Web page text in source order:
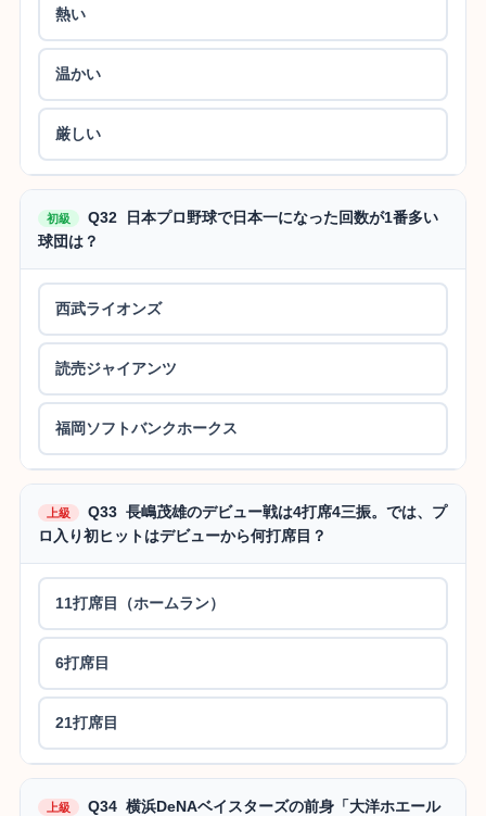
熱い
温かい
厳しい
初級
Q32 日本プロ野球で日本一になった回数が1番多い
球団は？
西武ライオンズ
読売ジャイアンツ
福岡ソフトバンクホークス
上級
Q33 長嶋茂雄のデビュー戦は4打席4三振。では、プ
ロ入り初ヒットはデビューから何打席目？
11打席目（ホームラン）
6打席目
21打席目
上級
Q34 横浜DeNAベイスターズの前身「大洋ホエール